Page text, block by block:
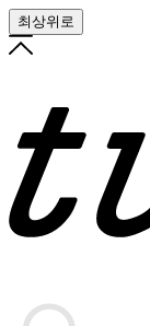
최상위로